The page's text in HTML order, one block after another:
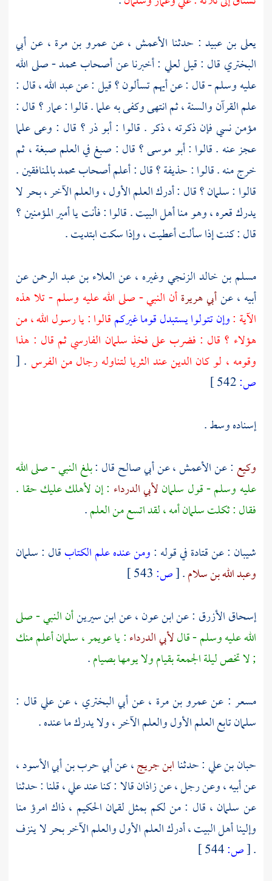
يعلى بن عبيد : حدثنا الأعمش ، عنعمرو بن مرة ، عنأبي
البختري قال : قيللعلي : أخبرنا عن أصحابمحمد- صلى الله
عليه وسلم - قال : عن أيهم تسألون ؟ قيل : عنعبد الله، قال :
علم القرآن والسنة ، ثم انتهى وكفى به علما . قالوا :عمار؟ قال :
مؤمن نسي فإن ذكرته ، ذكر . قالوا :أبو ذر؟ قال : وعى علما
عجز عنه . قالوا :أبو موسى؟ قال : صبغ في العلم صبغة ، ثم
خرج منه . قالوا :حذيفة؟ قال : أعلم أصحابمحمدبالمنافقين .
قالوا :سلمان؟ قال : أدرك العلم الأول ، والعلم الآخر ، بحر لا
يدرك قعره ، وهو منا أهل البيت . قالوا : فأنت يا أمير المؤمنين ؟
قال : كنت إذا سألت أعطيت ، وإذا سكت ابتديت .
مسلم بن خالد الزنجيوغيره ، عنالعلاء بن عبد الرحمنعن
أبيه ، عنأبي هريرةأن النبي - صلى الله عليه وسلم - تلا هذه
الآية :وإن تتولوا يستبدل قوما غيركمقالوا : يا رسول الله ، من
هؤلاء ؟ قال : فضرب على فخذسلمان الفارسيثم قال : هذا
وقومه ، لو كان الدين عند الثريا لتناوله رجال من الفرس .
[
ص:
إسناده وسط .
وكيع : عنالأعمش، عنأبي صالحقال :بلغ النبي - صلى الله
عليه وسلم - قول سلمانلأبي الدرداء : إن لأهلك عليك حقا .
فقال : ثكلتسلمانأمه ، لقد اتسع من العلم.
شيبان : عنقتادةفي قوله :ومن عنده علم الكتابقال :سلمان
وعبد الله بن سلام.
[ص:
إسحاق الأزرق : عنابن عون، عنابن سيرينأن النبي - صلى
الله عليه وسلم - قاللأبي الدرداء: يا عويمر ،سلمانأعلم منك
; لا تخص ليلة الجمعة بقيام ولا يومها بصيام.
مسعر : عنعمرو بن مرة ، عنأبي البختري ، عنعليقال :
سلمانتابع العلم الأول والعلم الآخر ، ولا يدرك ما عنده .
حبان بن علي: حدثناابن جريج، عنأبي حرب بن أبي الأسود،
عن أبيه ، وعن رجل ، عنزاذانقالا : كنا عندعلي، قلنا : حدثنا
عن سلمان ، قال : من لكم بمثللقمان الحكيم ، ذاك امرؤ منا
وإلينا أهل البيت ، أدرك العلم الأول والعلم الآخر بحر لا ينزف
.
[ص: